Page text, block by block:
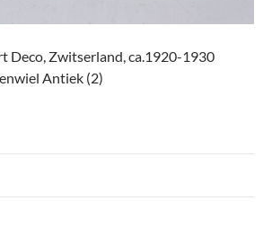
Deco, Zwitserland, ca.1920-1930
Antiek (2)